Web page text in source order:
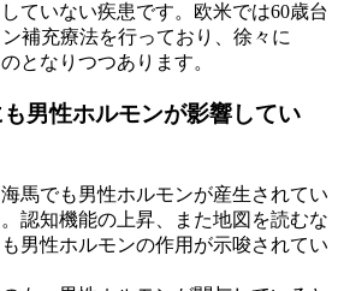
ていない疾患です。欧米では60歳台
補充療法を行っており、徐々に
となりつつあります。
男性ホルモンが影響してい
馬でも男性ホルモンが産生されてい
認知機能の上昇、また地図を読むな
男性ホルモンの作用が示唆されてい